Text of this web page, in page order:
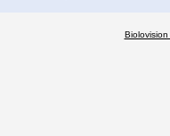
Biolovision